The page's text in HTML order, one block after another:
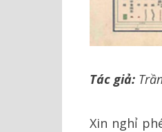
Tác giả:
Xin nghỉ